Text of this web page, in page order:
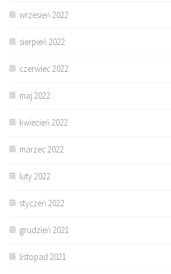
wrzesień 2022
sierpień 2022
czerwiec 2022
maj 2022
kwiecień 2022
marzec 2022
luty 2022
styczeń 2022
grudzień 2021
listopad 2021